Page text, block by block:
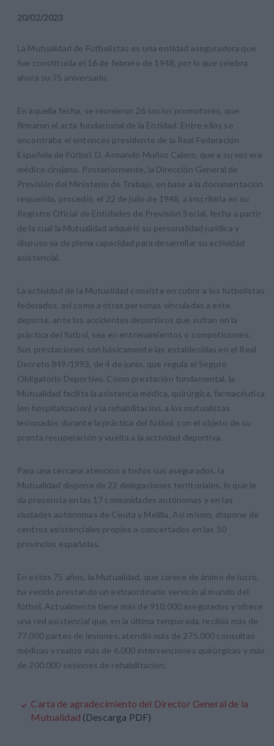
20/02/2023
La Mutualidad de Futbolistas es una entidad aseguradora que
fue constituida el 16 de febrero de 1948, por lo que celebra
ahora su 75 aniversario.
En aquella fecha, se reunieron 26 socios promotores, que
firmaron el acta fundacional de la Entidad. Entre ellos se
encontraba el entonces presidente de la Real Federación
Española de Fútbol, D. Armando Muñoz Calero, que a su vez era
médico cirujano. Posteriormente, la Dirección General de
Previsión del Ministerio de Trabajo, en base a la documentación
requerida, procedió, el 22 de julio de 1948, a inscribirla en su
Registro Oficial de Entidades de Previsión Social, fecha a partir
de la cual la Mutualidad adquirió su personalidad jurídica y
dispuso ya de plena capacidad para desarrollar su actividad
asistencial.
La actividad de la Mutualidad consiste en cubrir a los futbolistas
federados, así como a otras personas vinculadas a este
deporte, ante los accidentes deportivos que sufran en la
práctica del fútbol, sea en entrenamientos o competiciones.
Sus prestaciones son básicamente las establecidas en el Real
Decreto 849/1993, de 4 de junio, que regula el Seguro
Obligatorio Deportivo. Como prestación fundamental, la
Mutualidad facilita la asistencia médica, quirúrgica, farmacéutica
(en hospitalización) y la rehabilitación, a los mutualistas
lesionados durante la práctica del fútbol, con el objeto de su
pronta recuperación y vuelta a la actividad deportiva.
Para una cercana atención a todos sus asegurados, la
Mutualidad dispone de 22 delegaciones territoriales, lo que le
da presencia en las 17 comunidades autónomas y en las
ciudades autónomas de Ceuta y Melilla. Así mismo, dispone de
centros asistenciales propios o concertados en las 50
provincias españolas.
En estos 75 años, la Mutualidad, que carece de ánimo de lucro,
ha venido prestando un extraordinario servicio al mundo del
fútbol. Actualmente tiene más de 910.000 asegurados y ofrece
una red asistencial que, en la última temporada, recibió más de
77.000 partes de lesiones, atendió más de 275.000 consultas
médicas y realizó más de 6.000 intervenciones quirúrgicas y más
de 200.000 sesiones de rehabilitación.
Carta de agradecimiento del Director General de la
Mutualidad (Descarga PDF)